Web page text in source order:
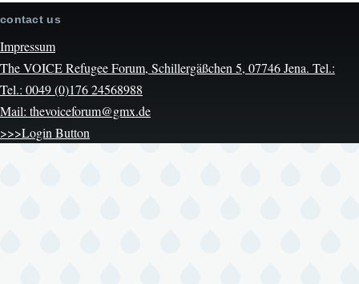
contact us
Impressum
The VOICE Refugee Forum, Schillergäßchen 5, 07746 Jena. Tel.:
Tel.: 0049 (0)176 24568988
Mail: thevoiceforum@gmx.de
>>>Login Button